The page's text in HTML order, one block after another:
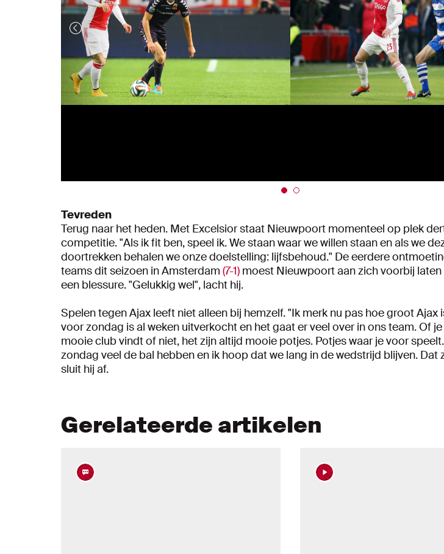
Tevreden
Terug naar het heden. Met Excelsior staat Nieuwpoort momenteel op plek
competitie. "Als ik fit ben, speel ik. We staan waar we willen staan en als we
doortrekken behalen we onze doelstelling: lijfsbehoud." De eerdere
teams dit seizoen in Amsterdam (7-1) moest Nieuwpoort aan zich voorbij
een blessure. "Gelukkig wel", lacht hij.
Spelen tegen Ajax leeft niet alleen bij hemzelf. "Ik merk nu pas hoe groot Ajax
voor zondag is al weken uitverkocht en het gaat er veel over in ons team. Of
mooie club vindt of niet, het zijn altijd mooie potjes. Potjes waar je voor
zondag veel de bal hebben en ik hoop dat we lang in de wedstrijd blijven. Dat
sluit hij af.
Gerelateerde artikelen